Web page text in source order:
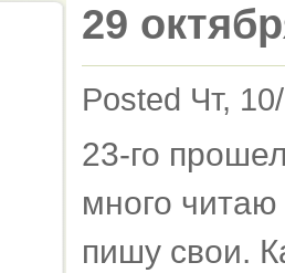
29
Posted Чт,
23-го
много читаю
пишу свои.